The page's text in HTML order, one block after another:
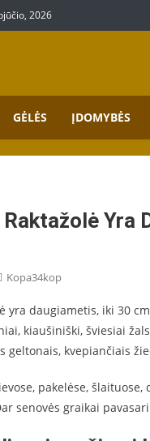
2026
GĖLĖS ĮDOMYBĖS
Yra
Kopa34kop
yra daugiametis, iki 30
kiaušiniški, šviesiai
geltonais, kvepiančiais
pakelėse,
senovės graikai